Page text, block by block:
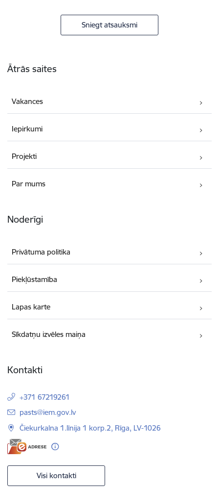
Sniegt atsauksmi
Ātrās saites
Vakances
Iepirkumi
Projekti
Par mums
Noderīgi
Privātuma politika
Piekļūstamība
Lapas karte
Sīkdatņu izvēles maiņa
Kontakti
+371 67219261
E-pasts:
pasts@iem.gov.lv
Čiekurkalna 1.līnija 1 korp.2, Rīga, LV-1026
Visi kontakti